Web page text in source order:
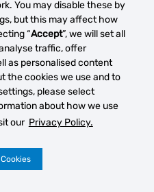
You may disable these by
but this may affect how
“Accept”, we will set all
traffic, offer
as personalised content
the cookies we use and to
please select
about how we use
our Privacy Policy.
antwerp downtown
Inc. Privacy Policy -
Terms of Use